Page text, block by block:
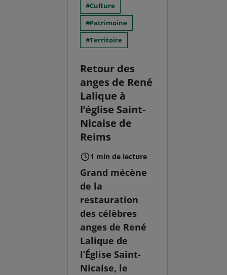
Culture
Patrimoine
Territoire
Retour des
anges de René
Lalique à
l’église Saint-
Nicaise de
Reims
1 min de lecture
Grand mécène
de la
restauration
des célèbres
anges de René
Lalique de
l’Église Saint-
Nicaise, le